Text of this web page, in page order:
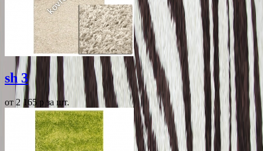
sh 3
от 2 165 pза шт.